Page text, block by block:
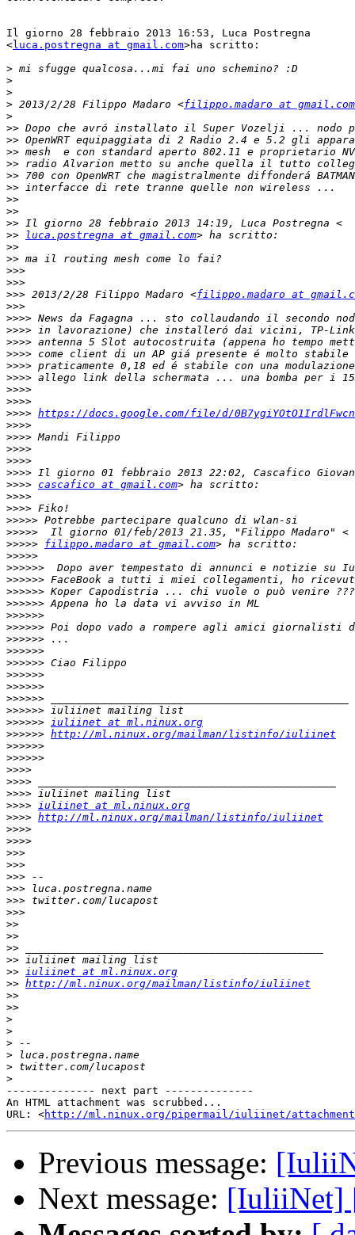
Il giorno 28 febbraio 2013 16:53, Luca Postregna
<luca.postregna at gmail.com>ha scritto:
>
>
>
> 2013/2/28 Filippo Madaro <filippo.madaro at gmail.com
>
>>
>>
>>
>>
>>
>>
>>
>>
>>
>>
luca.postregna at gmail.com
>>
>>
>>>
>>>
>>> 2013/2/28 Filippo Madaro <filippo.madaro at
>>>
>>>>
>>>>
>>>>
>>>>
>>>>
>>>>
>>>>
>>>>
>>>> https://docs.google.com/file/d/
>>>>
>>>>
>>>>
>>>>
>>>>
>>>> cascafico at gmail.com
>>>>
>>>>
>>>>>
>>>>>
>>>>> filippo.madaro at gmail.com
>>>>>
>>>>>>
>>>>>>
>>>>>>
>>>>>>
>>>>>>
>>>>>>
>>>>>>
>>>>>>
>>>>>>
>>>>>>
>>>>>>
>>>>>>
>>>>>>
>>>>>> iuliinet at ml.ninux.org
>>>>>> http://ml.ninux.org/mailman/listinfo/iuliinet
>>>>>>
>>>>>>
>>>>
>>>>
>>>>
>>>> iuliinet at ml.ninux.org
>>>> http://ml.ninux.org/mailman/listinfo/iuliinet
>>>>
>>>>
>>>
>>>
>>>
>>>
>>>
>>>
>>
>>
>>
>>
>> iuliinet at ml.ninux.org
>> http://ml.ninux.org/mailman/listinfo/iuliinet
>>
>>
>
>
>
>
>
>
-------------- next part --------------
An HTML attachment was scrubbed...
URL: <http://ml.ninux.org/pipermail/iuliinet/attachments/
Previous message:
Next message: [IuliiNet]